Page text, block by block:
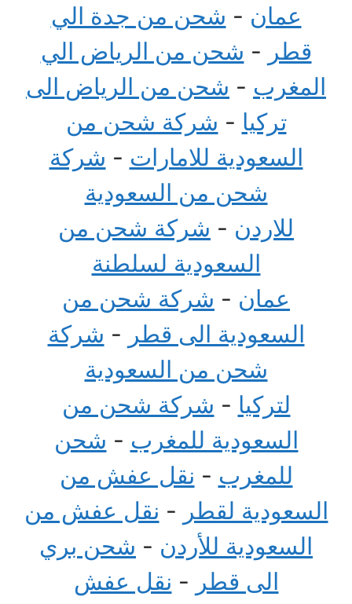
عمان - شحن من جدة الي
قطر - شحن من الرياض الي
المغرب - شحن من الرياض الى
تركيا - شركة شحن من
السعودية للامارات - شركة
شحن من السعودية
للاردن - شركة شحن من
السعودية لسلطنة
عمان - شركة شحن من
السعودية الى قطر - شركة
شحن من السعودية
لتركيا - شركة شحن من
السعودية للمغرب - شحن
للمغرب - نقل عفش من
السعودية لقطر - نقل عفش من
السعودية للأردن - شحن بري
الى قطر - نقل عفش